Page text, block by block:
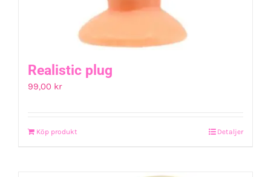
Realistic plug
99,00 kr
Köp produkt Detaljer